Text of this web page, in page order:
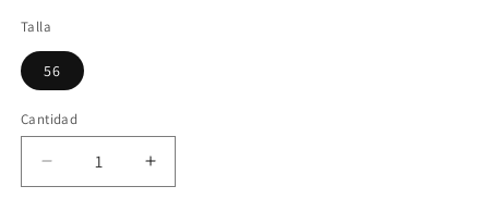
Talla
56
Cantidad
Reducir
cantidad
Aumentar
cantidad